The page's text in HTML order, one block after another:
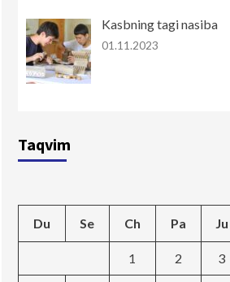
Kasbning tagi nasiba
01.11.2023
Taqvim
Du Se Ch Pa Ju
1 2 3